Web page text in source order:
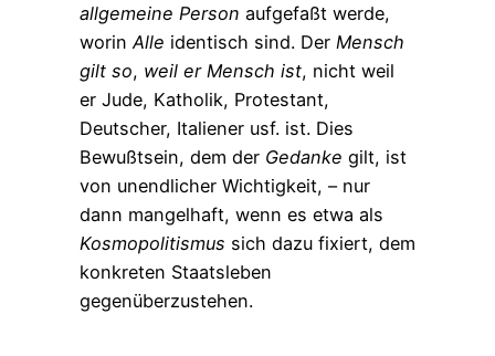
allgemeine Person aufgefaßt werde,
worin Alle identisch sind. Der Mensch
gilt so, weil er Mensch ist, nicht weil
er Jude, Katholik, Protestant,
Deutscher, Italiener usf. ist. Dies
Bewußtsein, dem der Gedanke gilt, ist
von unendlicher Wichtigkeit, – nur
dann mangelhaft, wenn es etwa als
Kosmopolitismus sich dazu fixiert, dem
konkreten Staatsleben
gegenüberzustehen.